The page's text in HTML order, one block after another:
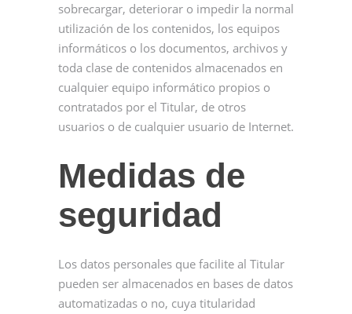
sobrecargar, deteriorar o impedir la normal
utilización de los contenidos, los equipos
informáticos o los documentos, archivos y
toda clase de contenidos almacenados en
cualquier equipo informático propios o
contratados por el Titular, de otros
usuarios o de cualquier usuario de Internet.
Medidas de
seguridad
Los datos personales que facilite al Titular
pueden ser almacenados en bases de datos
automatizadas o no, cuya titularidad